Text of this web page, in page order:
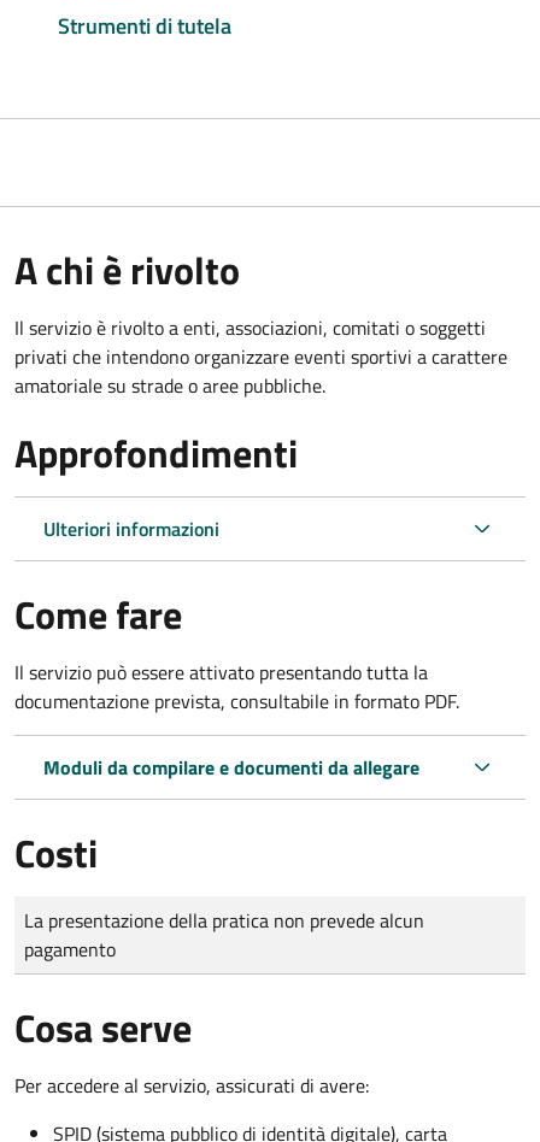
Strumenti di tutela
A chi è rivolto
Il servizio è rivolto a enti, associazioni, comitati o soggetti
privati che intendono organizzare eventi sportivi a carattere
amatoriale su strade o aree pubbliche.
Approfondimenti
Ulteriori informazioni
Come fare
Il servizio può essere attivato presentando tutta la
documentazione prevista, consultabile in formato PDF.
Moduli da compilare e documenti da allegare
Costi
Tipo di pagamento
Importo
La presentazione della pratica non prevede alcun
pagamento
Cosa serve
Per accedere al servizio, assicurati di avere:
SPID (sistema pubblico di identità digitale), carta